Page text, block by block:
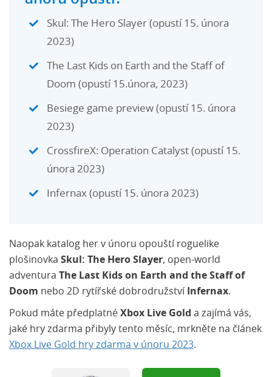
Skul: The Hero Slayer (opustí 15. února
2023)
The Last Kids on Earth and the Staff of
Doom (opustí 15.února, 2023)
Besiege game preview (opustí 15. února
2023)
CrossfireX: Operation Catalyst (opustí 15.
února 2023)
Infernax (opustí 15. února 2023)
Naopak katalog her v únoru opouští roguelike
plošinovka Skul: The Hero Slayer, open-world
adventura The Last Kids on Earth and the Staff of
Doom nebo 2D rytířské dobrodružství Infernax.
Pokud máte předplatné Xbox Live Gold a zajímá vás,
jaké hry zdarma přibyly tento měsíc, mrkněte na článek
Xbox Live Gold hry zdarma v únoru 2023.